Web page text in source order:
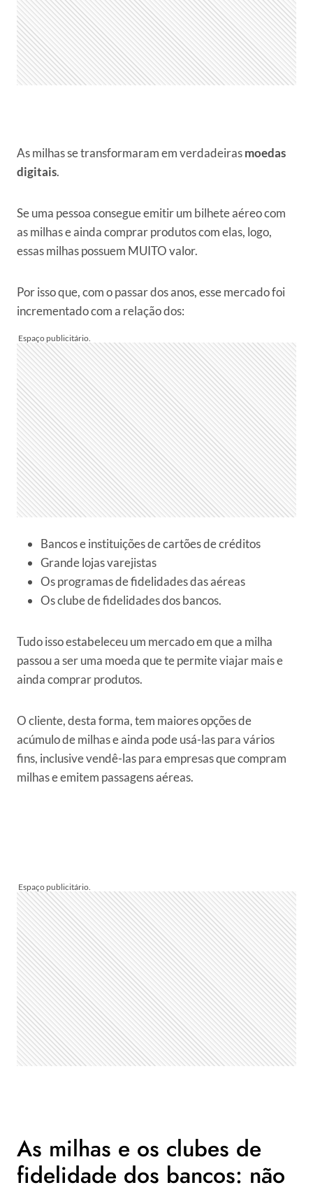
As milhas se transformaram em verdadeirasmoedas
digitais.
Se uma pessoa consegue emitir um bilhete aéreo com
as milhas e ainda comprar produtos com elas, logo,
essas milhas possuem MUITO valor.
Por isso que, com o passar dos anos, esse mercado foi
incrementado com a relação dos:
Bancos e instituições de cartões de créditos
Grande lojas varejistas
Os programas de fidelidades das aéreas
Os clube de fidelidades dos bancos.
Tudo isso estabeleceu um mercado em que a milha
passou a ser uma moeda que te permite viajar mais e
ainda comprar produtos.
O cliente, desta forma, tem maiores opções de
acúmulo de milhas e ainda pode usá-las para vários
fins, inclusive vendê-las para empresas que compram
milhas e emitem passagens aéreas.
As milhas e os clubes de
fidelidade dos bancos: não